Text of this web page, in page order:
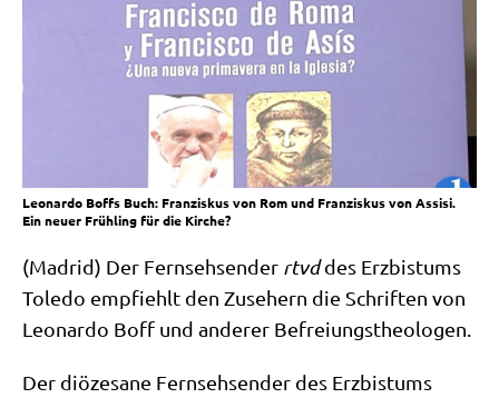
Leonardo Boffs Buch: Franziskus von Rom und Franziskus von Assisi.
Ein neuer Frühling für die Kirche?
(Madrid) Der Fern­seh­sen­der rtvddes Erz­bis­tums
Tole­do emp­fiehlt den Zuse­hern die Schrif­ten von
Leo­nar­do Boff und ande­rer Befreiungstheologen.
Der diö­ze­sa­ne Fern­seh­sen­der des Erz­bis­tums